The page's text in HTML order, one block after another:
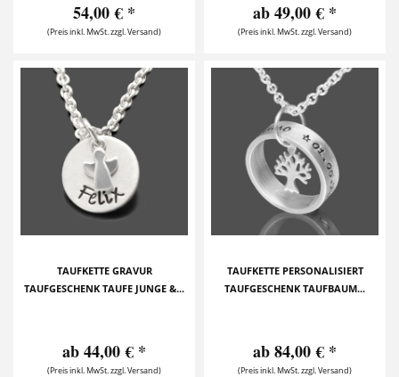
54,00 € *
(Preis inkl. MwSt. zzgl. Versand)
ab 49,00 € *
(Preis inkl. MwSt. zzgl. Versand)
TAUFKETTE GRAVUR
TAUFGESCHENK TAUFE JUNGE &...
ab 44,00 € *
(Preis inkl. MwSt. zzgl. Versand)
TAUFKETTE PERSONALISIERT
TAUFGESCHENK TAUFBAUM...
ab 84,00 € *
(Preis inkl. MwSt. zzgl. Versand)